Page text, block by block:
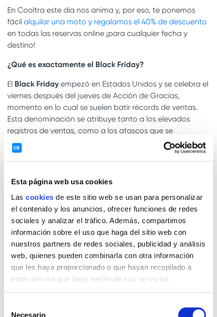
Esta página web usa cookies
Las cookies de este sitio web se usan para personalizar
el contenido y los anuncios, ofrecer funciones de redes
sociales y analizar el tráfico. Además, compartimos
información sobre el uso que haga del sitio web con
nuestros partners de redes sociales, publicidad y análisis
web, quienes pueden combinarla con otra información
que les haya proporcionado o que hayan recopilado a
partir del uso que haya hecho de sus servicios.
Necesario
En Cooltra este día nos anima y, por eso, te ponemos
fácil alquilar una moto y regalamos el 40% de descuento
en todas las reservas online ¡para cualquier fecha y
destino!
¿Qué es exactamente el Black Friday?
El Black Fridayempezó en Estados Unidos y se celebra el
viernes después del jueves de Acción de Gracias,
momento en lo cual se suelen batir récords de ventas.
Esta denominación se atribuye tanto a los elevados
registros de ventas, como a los atascos que se
acumulaban en Filadelfia, en los años 60, en este día
festivo y muy tradicional en EEUU. Los policías de
como el black Friday, por la dificultad de moverse en
coche en los accesos de la ciudad, debido a los
desplazamientos de la gente para reunir a toda la familia
en este día tan importante.
Actualmente, es de los días comerciales más importantes
del calendario y se extiende, muchas veces, a todo el fin
de semana, se adelanta un par de días, o bien, algunas
marcas ya empiezan a apostar en elcyber Monday, el
lunes posterior al viernes negro. Este sería el evento de
rebajas online más importante del año, aunque ahora las